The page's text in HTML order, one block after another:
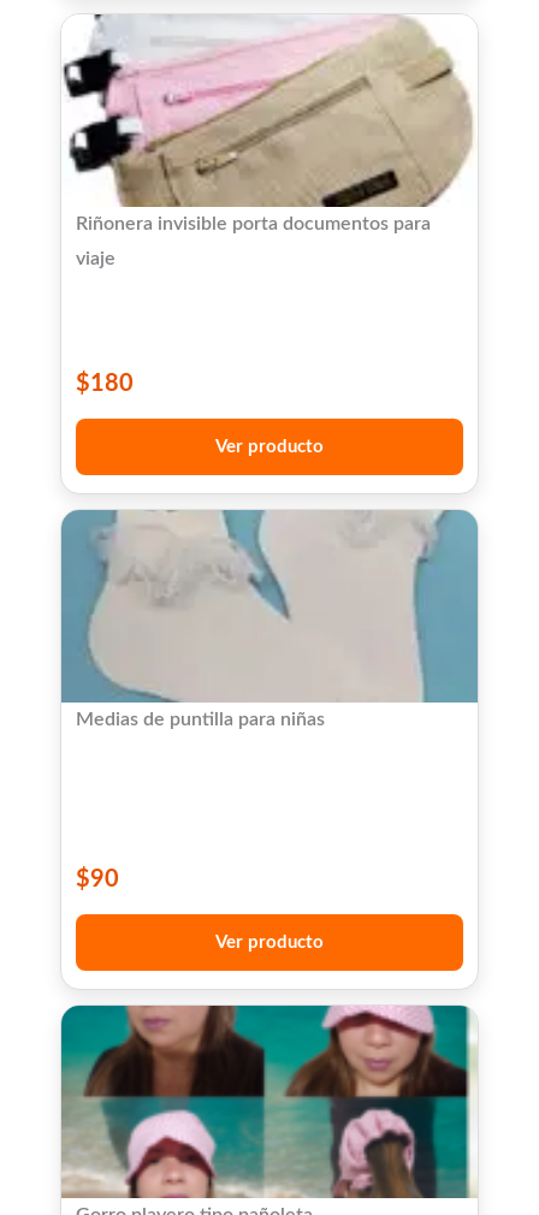
Riñonera invisible porta documentos para
viaje
$180
Ver producto
Medias de puntilla para niñas
$90
Ver producto